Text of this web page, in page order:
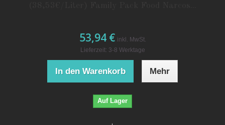
53,94 € inkl. MwSt.
Lieferzeit: 3-8 Werktage
In den Warenkorb Mehr
Auf Lager